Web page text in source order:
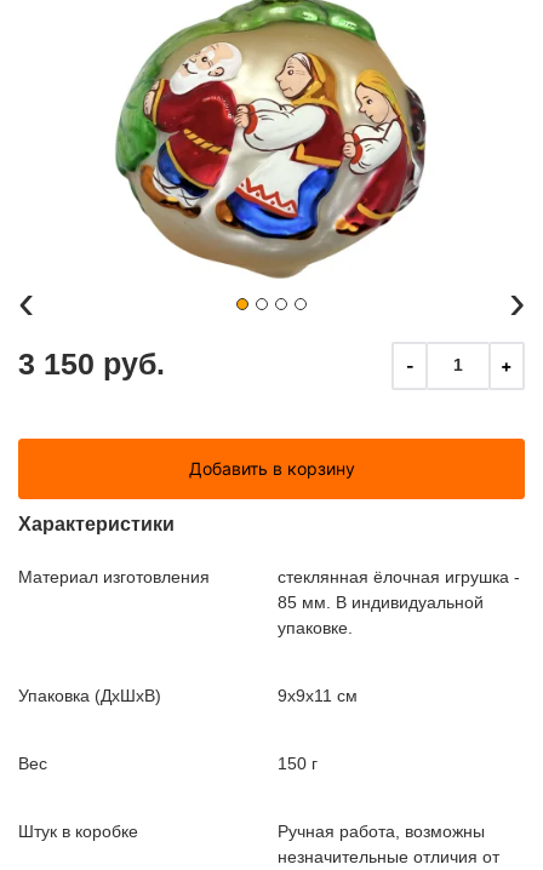
‹ ›
3 150 руб. - 1 +
Добавить в корзину
Характеристики
Материал изготовления
стеклянная ёлочная игрушка -
85 мм. В индивидуальной
упаковке.
Упаковка (ДxШxВ) 9x9x11 см
Вес 150 г
Штук в коробке
Ручная работа, возможны
незначительные отличия от